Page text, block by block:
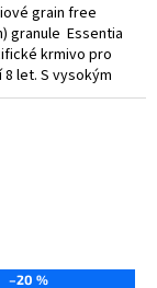
grain free
granule Essentia
krmivo pro
let. S vysokým
a vysoce...
–20 %